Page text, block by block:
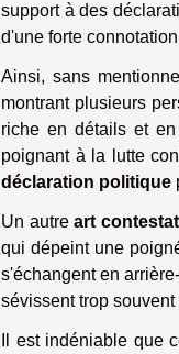
support à des
d'une forte
Ainsi, sans
montrant plusieurs
riche en détails et
poignant à la lutte
déclaration politique
Un autreart
qui dépeint une
s'échangent en
sévissent trop
Il est indéniable que